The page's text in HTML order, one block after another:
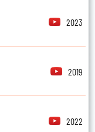
2023
2019
2022